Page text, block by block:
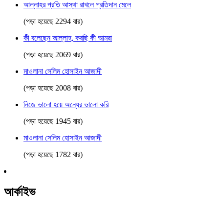
আল্লাহর প্রতি আস্থা রাখলে প্রতিদান মেলে
(পড়া হয়েছে 2294 বার)
কী বলেছেন আল্লাহ, করছি কী আমরা
(পড়া হয়েছে 2069 বার)
মাওলানা সেলিম হোসাইন আজাদী
(পড়া হয়েছে 2008 বার)
নিজে ভালো হয়ে অন্যের ভালো করি
(পড়া হয়েছে 1945 বার)
মাওলানা সেলিম হোসাইন আজাদী
(পড়া হয়েছে 1782 বার)
আর্কাইভ